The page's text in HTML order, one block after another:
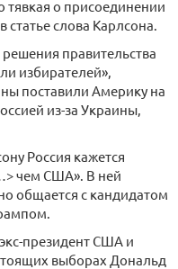
тявкая о присоединении
слова Карлсона.
правительства
избирателей»,
поставили Америку на
из-за Украины,
Россия кажется
чем США». В ней
общается с кандидатом
президент США и
выборах Дональд